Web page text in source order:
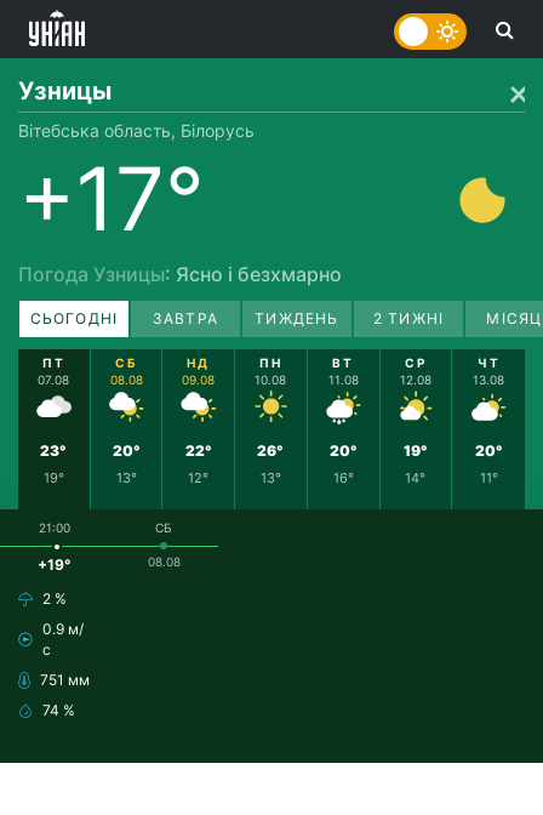
Узницы
Вітебська область, Білорусь
+17°
Погода Узницы: Ясно і безхмарно
СЬОГОДНІ ЗАВТРА ТИЖДЕНЬ 2 ТИЖНІ
ПТ
07.08
23°
19°
СБ
08.08
20°
13°
НД
09.08
22°
12°
ПН
10.08
26°
13°
ВТ
11.08
20°
16°
СР
12.08
19°
14°
ЧТ
13.08
20°
11°
21:00
+19°
2 %
0.9 м/
с
751 мм
74 %
СБ
08.08